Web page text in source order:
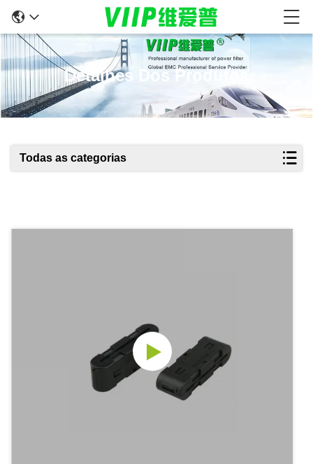
Detalhes Dos Produtos
Todas as categorias